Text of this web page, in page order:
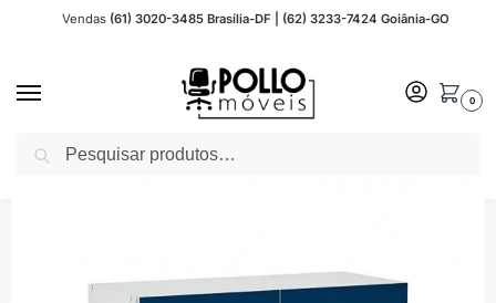
Vendas (61) 3020-3485 Brasília-DF | (62) 3233-7424 Goiânia-GO
0
Início Móveis para Escritório /